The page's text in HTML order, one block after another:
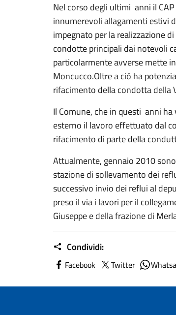
Nel corso degli ultimi anni il
innumerevoli allagamenti estivi
impegnato per la realizzazione
condotte principali dai notevoli
particolarmente avverse mette
Moncucco.Oltre a ciò ha
rifacimento della condotta della
Il Comune, che in questi anni
esterno il lavoro effettuato dal
rifacimento di parte della
Attualmente, gennaio 2010
stazione di sollevamento dei
successivo invio dei reflui al
preso il via i lavori per il
Giuseppe e della frazione di
Condividi:
Facebook Twitter